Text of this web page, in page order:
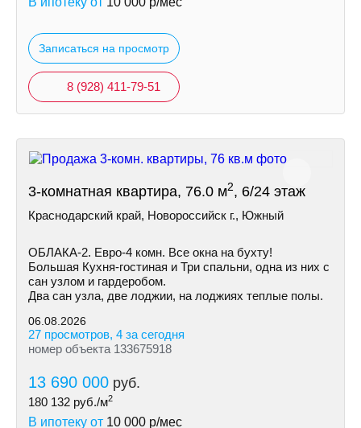
Записаться на просмотр
8 (928) 411-79-51
3-комнатная квартира, 76.0 м2, 6/24 этаж
Краснодарский край, Новороссийск г., Южный
ОБЛАКА-2. Евро-4 комн. Все окна на бухту!
Большая Кухня-гостиная и Три спальни, одна из них с
сан узлом и гардеробом.
Два сан узла, две лоджии, на лоджиях теплые полы.
06.08.2026
27 просмотров, 4 за сегодня
номер объекта 133675918
13 690 000 руб.
180 132 руб./м2
В ипотеку от 10 000 р/мес